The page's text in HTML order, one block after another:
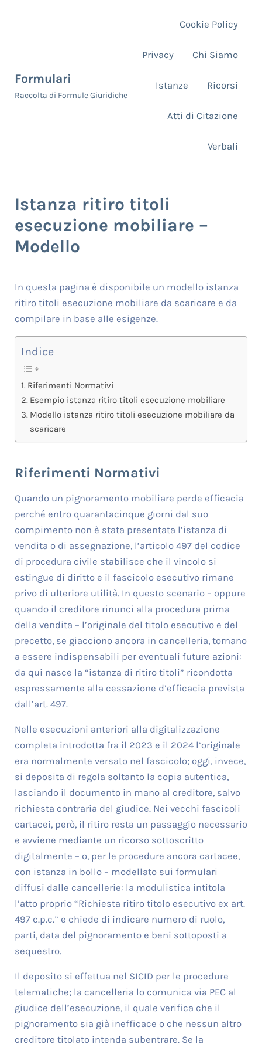
Formulari
Raccolta di Formule Giuridiche
Cookie Policy
Privacy Chi Siamo
Istanze Ricorsi
Atti di Citazione
Verbali
Istanza ritiro titoli
esecuzione mobiliare –
Modello
In questa pagina è disponibile un modello istanza
ritiro titoli esecuzione mobiliare da scaricare e da
compilare in base alle esigenze.
Indice
Riferimenti Normativi
Esempio istanza ritiro titoli esecuzione mobiliare
Modello istanza ritiro titoli esecuzione mobiliare da
scaricare
Riferimenti Normativi
Quando un pignoramento mobiliare perde efficacia
perché entro quarantacinque giorni dal suo
compimento non è stata presentata l’istanza di
vendita o di assegnazione, l’articolo 497 del codice
di procedura civile stabilisce che il vincolo si
estingue di diritto e il fascicolo esecutivo rimane
privo di ulteriore utilità. In questo scenario – oppure
quando il creditore rinunci alla procedura prima
della vendita – l’originale del titolo esecutivo e del
precetto, se giacciono ancora in cancelleria, tornano
a essere indispensabili per eventuali future azioni:
da qui nasce la “istanza di ritiro titoli” ricondotta
espressamente alla cessazione d’efficacia prevista
dall’art. 497.
Nelle esecuzioni anteriori alla digitalizzazione
completa introdotta fra il 2023 e il 2024 l’originale
era normalmente versato nel fascicolo; oggi, invece,
si deposita di regola soltanto la copia autentica,
lasciando il documento in mano al creditore, salvo
richiesta contraria del giudice. Nei vecchi fascicoli
cartacei, però, il ritiro resta un passaggio necessario
e avviene mediante un ricorso sottoscritto
digitalmente – o, per le procedure ancora cartacee,
con istanza in bollo – modellato sui formulari
diffusi dalle cancellerie: la modulistica intitola
l’atto proprio “Richiesta ritiro titolo esecutivo ex art.
497 c.p.c.” e chiede di indicare numero di ruolo,
parti, data del pignoramento e beni sottoposti a
sequestro.
Il deposito si effettua nel SICID per le procedure
telematiche; la cancelleria lo comunica via PEC al
giudice dell’esecuzione, il quale verifica che il
pignoramento sia già inefficace o che nessun altro
creditore titolato intenda subentrare. Se la